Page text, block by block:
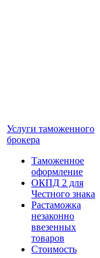
Услуги таможенного
брокера
Таможенное
оформление
ОКПД 2 для
Честного знака
Растаможка
незаконно
ввезенных
товаров
Стоимость